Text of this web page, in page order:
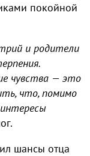
покойной
и родители
чувства — это
что, помимо
шансы отца